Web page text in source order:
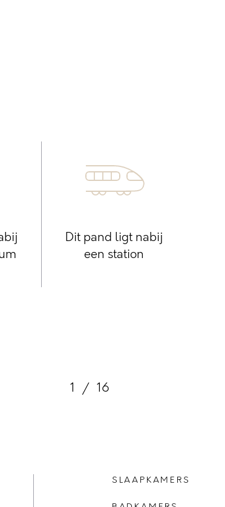
Dit pand ligt nabij
een station
1 / 16
SLAAPKAMERS